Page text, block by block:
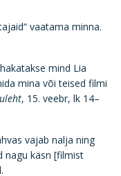
vaatama minna.
mind Lia
mina või teised filmi
, 15. veebr, lk 14–
vajab nalja ning
nagu käsn [filmist